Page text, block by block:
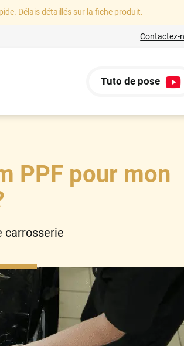
Délais détaillés sur la fiche produit.
Contactez-
Tuto de pose
PPF pour mon
carrosserie